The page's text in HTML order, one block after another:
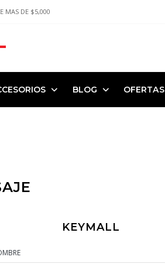
MAS DE $5,000
BLOG OFERTAS
KEYMALL